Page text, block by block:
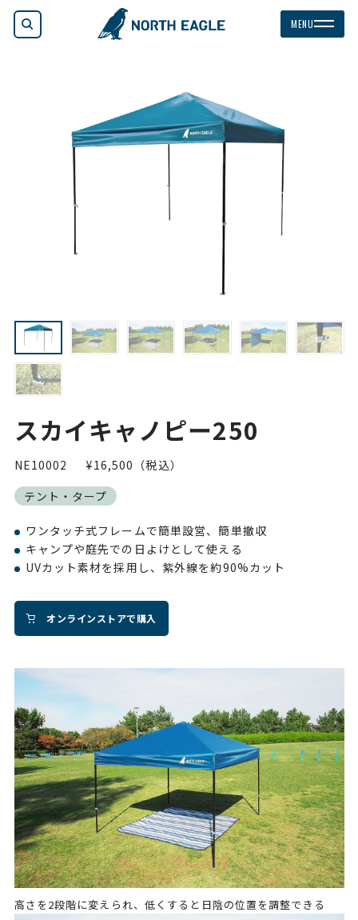
MENU検索
スカイキャノピー250
NE10002
¥16,500（税込）
テント・タープ
ワンタッチ式フレームで簡単設営、簡単撤収
キャンプや庭先での日よけとして使える
UVカット素材を採用し、紫外線を約90%カット
オンラインストアで購入
高さを2段階に変えられ、低くすると日陰の位置を調整できる